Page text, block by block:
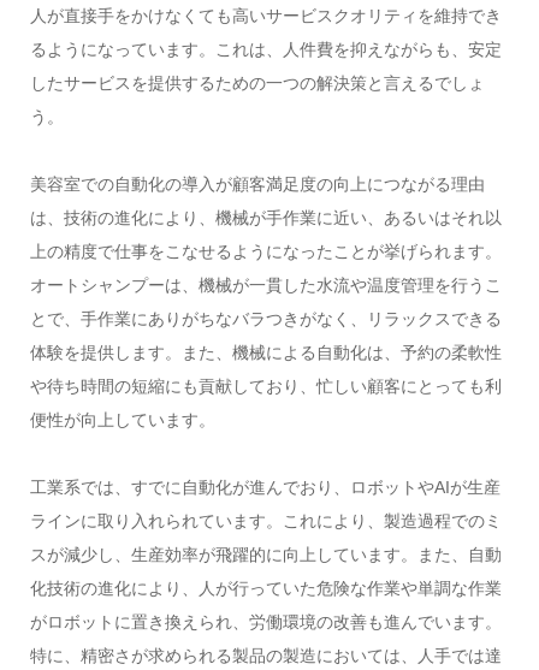
人が直接手をかけなくても高いサービスクオリティを維持でき
るようになっています。これは、人件費を抑えながらも、安定
したサービスを提供するための一つの解決策と言えるでしょ
う。
美容室での自動化の導入が顧客満足度の向上につながる理由
は、技術の進化により、機械が手作業に近い、あるいはそれ以
上の精度で仕事をこなせるようになったことが挙げられます。
オートシャンプーは、機械が一貫した水流や温度管理を行うこ
とで、手作業にありがちなバラつきがなく、リラックスできる
体験を提供します。また、機械による自動化は、予約の柔軟性
や待ち時間の短縮にも貢献しており、忙しい顧客にとっても利
便性が向上しています。
工業系では、すでに自動化が進んでおり、ロボットやAIが生産
ラインに取り入れられています。これにより、製造過程でのミ
スが減少し、生産効率が飛躍的に向上しています。また、自動
化技術の進化により、人が行っていた危険な作業や単調な作業
がロボットに置き換えられ、労働環境の改善も進んでいます。
特に、精密さが求められる製品の製造においては、人手では達